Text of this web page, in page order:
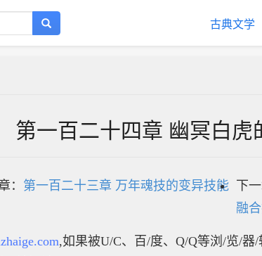
古典文学
第一百二十四章 幽冥白虎
： 第一百二十三章 万年魂技的变异技能 下
融
,如果被U/C、百/度、Q/Q等浏/览/